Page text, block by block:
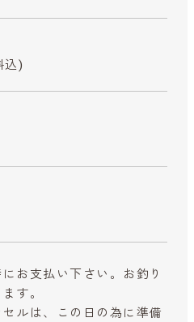
込)
お支払い下さい。お釣り
す。
ルは、この日の為に準備